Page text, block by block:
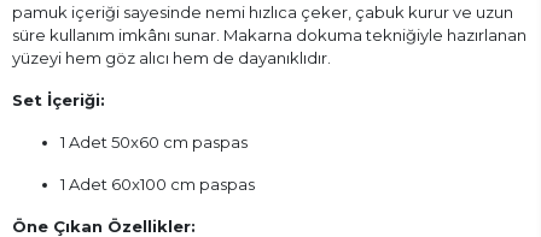
pamuk içeriği sayesinde nemi hızlıca çeker, çabuk kurur ve uzun
süre kullanım imkânı sunar. Makarna dokuma tekniğiyle hazırlanan
yüzeyi hem göz alıcı hem de dayanıklıdır.
Set İçeriği:
1 Adet 50x60 cm paspas
1 Adet 60x100 cm paspas
Öne Çıkan Özellikler: